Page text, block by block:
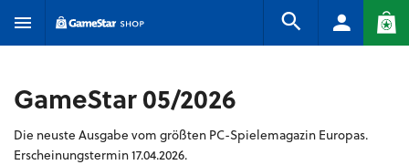
GameStar 05/2026
Die neuste Ausgabe vom größten PC-Spielemagazin Europas.
Erscheinungstermin 17.04.2026.